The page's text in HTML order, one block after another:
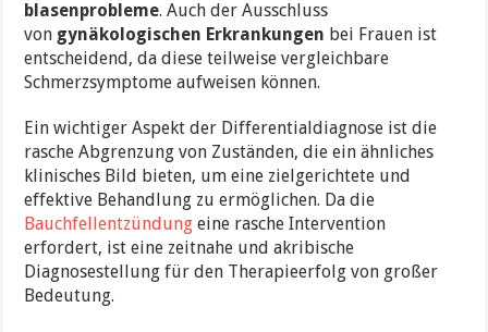
blasenprobleme. Auch der Ausschluss
von gynäkologischen Erkrankungen bei Frauen ist
entscheidend, da diese teilweise vergleichbare
Schmerzsymptome aufweisen können.
Ein wichtiger Aspekt der Differentialdiagnose ist die
rasche Abgrenzung von Zuständen, die ein ähnliches
klinisches Bild bieten, um eine zielgerichtete und
effektive Behandlung zu ermöglichen. Da die
Bauchfellentzündung eine rasche Intervention
erfordert, ist eine zeitnahe und akribische
Diagnosestellung für den Therapieerfolg von großer
Bedeutung.